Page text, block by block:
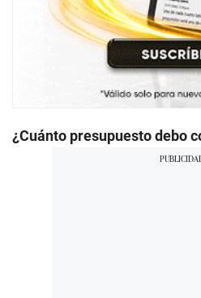
¿Cuánto presupuesto debo